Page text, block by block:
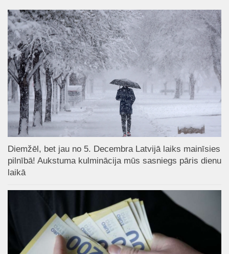
Diemžēl, bet jau no 5. Decembra Latvijā laiks mainīsies
pilnībā! Aukstuma kulminācija mūs sasniegs pāris dienu
laikā